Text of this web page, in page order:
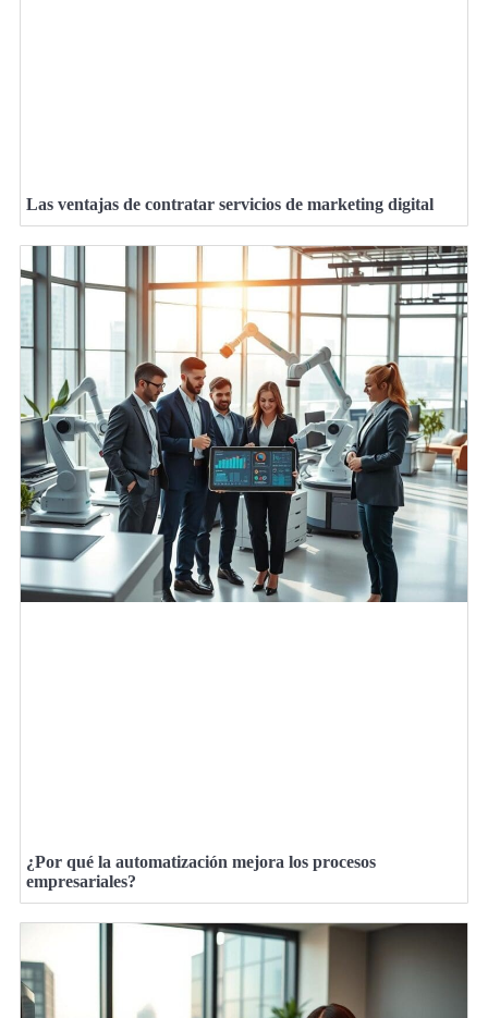
Las ventajas de contratar servicios de marketing digital
¿Por qué la automatización mejora los procesos
empresariales?